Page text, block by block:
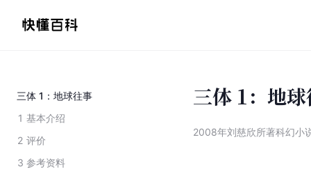
三体 1：地球往事
1 基本介绍
2 评价
3 参考资料
三体 1：地
2008年刘慈欣所著科幻小